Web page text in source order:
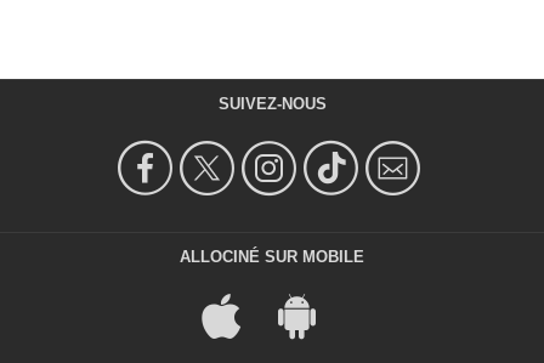
SUIVEZ-NOUS
ALLOCINÉ SUR MOBILE